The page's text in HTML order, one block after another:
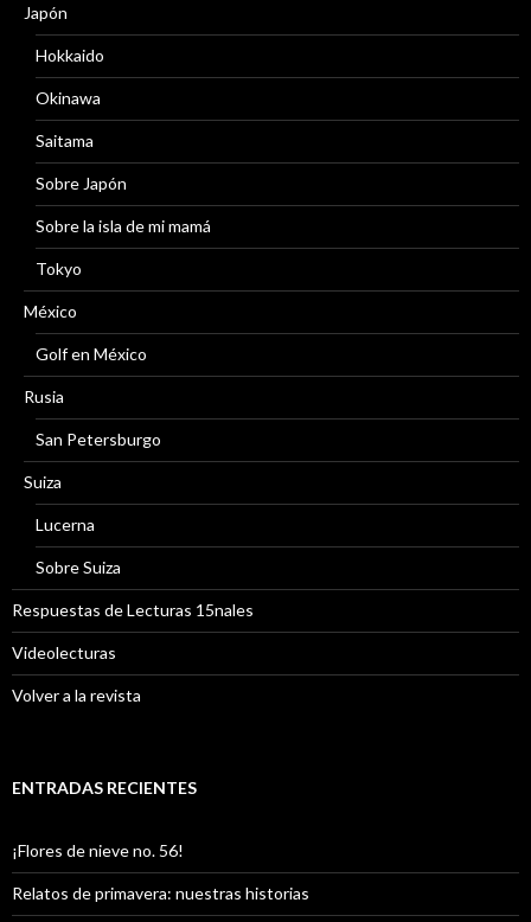
Japón
Hokkaido
Okinawa
Saitama
Sobre Japón
Sobre la isla de mi mamá
Tokyo
México
Golf en México
Rusia
San Petersburgo
Suiza
Lucerna
Sobre Suiza
Respuestas de Lecturas 15nales
Videolecturas
Volver a la revista
ENTRADAS RECIENTES
¡Flores de nieve no. 56!
Relatos de primavera: nuestras historias